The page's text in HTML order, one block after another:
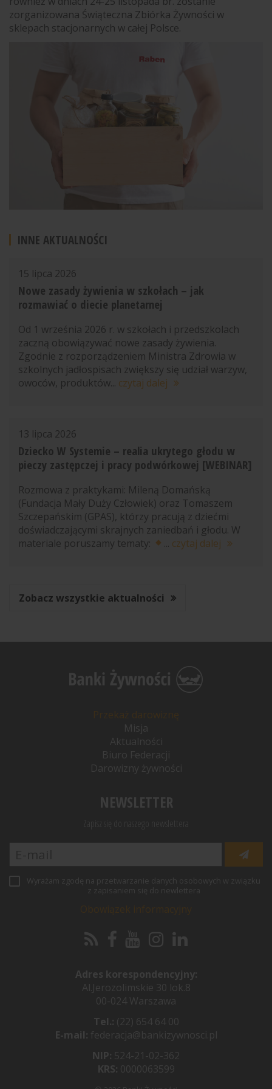
zorganizowana Świąteczna Zbiórka Żywności w
sklepach stacjonarnych w całej Polsce.
INNE AKTUALNOŚCI
15 lipca 2026
Nowe zasady żywienia w szkołach – jak
rozmawiać o diecie planetarnej
Od 1 września 2026 r. w szkołach i przedszkolach
zaczną obowiązywać nowe zasady żywienia.
Zgodnie z rozporządzeniem Ministra Zdrowia w
szkolnych jadłospisach zwiększy się udział warzyw,
owoców, produktów... czytaj dalej
13 lipca 2026
Dziecko W Systemie – realia ukrytego głodu w
pieczy zastępczej i pracy podwórkowej [WEBINAR]
Rozmowa z praktykami: Mileną Domańską
(Fundacja Mały Duży Człowiek) oraz Tomaszem
Szczepańskim (GPAS), którzy pracują z dziećmi
doświadczającymi skrajnych zaniedbań i głodu. W
materiale poruszamy tematy:
... czytaj dalej
Zobacz wszystkie aktualności
Misja
Aktualności
Biuro Federacji
Darowizny żywności
NEWSLETTER
Zapisz się do naszego newslettera
Wyrażam zgodę na przetwarzanie danych osobowych w związku
z zapisaniem się do newlettera
Adres korespondencyjny:
Al.Jerozolimskie 30 lok.8
00-024 Warszawa
Tel.: (22) 654 64 00
E-mail: federacja@bankizywnosci.pl
NIP: 524-21-02-362
KRS: 0000063599